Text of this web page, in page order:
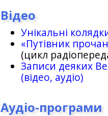
Відео
Унікальні
«Путівник
(цикл
Записи деяких
(відео, аудіо)
Аудіо-програми